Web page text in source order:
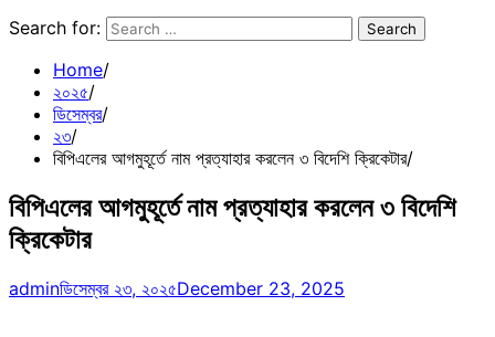
Search for:
Home
২০২৫
ডিসেম্বর
২৩
বিপিএলের আগমুহূর্তে নাম প্রত্যাহার করলেন ৩ বিদেশি ক্রিকেটার
বিপিএলের আগমুহূর্তে নাম প্রত্যাহার করলেন ৩ বিদেশি
ক্রিকেটার
adminডিসেম্বর ২৩, ২০২৫December 23, 2025